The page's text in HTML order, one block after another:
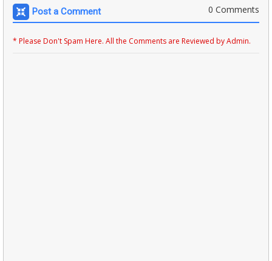
Post a Comment 0 Comments
* Please Don't Spam Here. All the Comments are Reviewed by Admin.